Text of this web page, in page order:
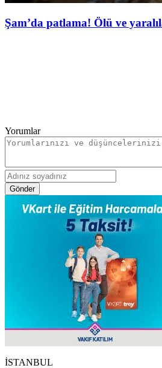
Şam’da patlama! Ölü ve
Yorumlar
Gönder
İSTANBUL